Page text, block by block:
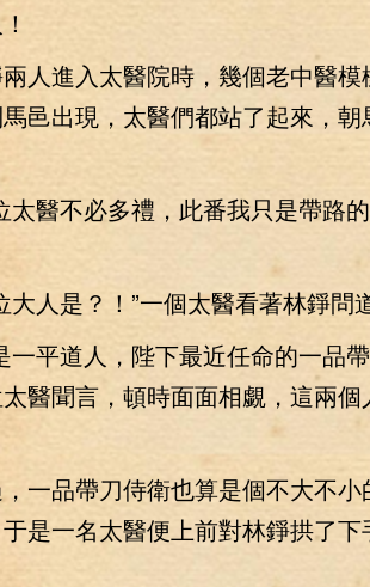
進入太醫院時，幾個老中醫模
邑出現，太醫們都站了起來，朝
不必多禮，此番我只是帶路的
人是？！”一個太醫看著林錚問道
道人，陛下最近任命的一品帶
醫聞言，頓時面面相覷，這兩
品帶刀侍衛也算是個不大不小
是一名太醫便上前對林錚拱了